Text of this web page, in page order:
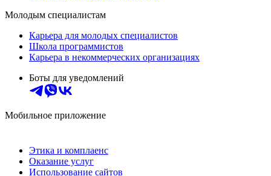
Молодым специалистам
Карьера для молодых специалистов
Школа программистов
Карьера в некоммерческих организациях
Боты для уведомлений
Мобильное приложение
Этика и комплаенс
Оказание услуг
Использование сайтов